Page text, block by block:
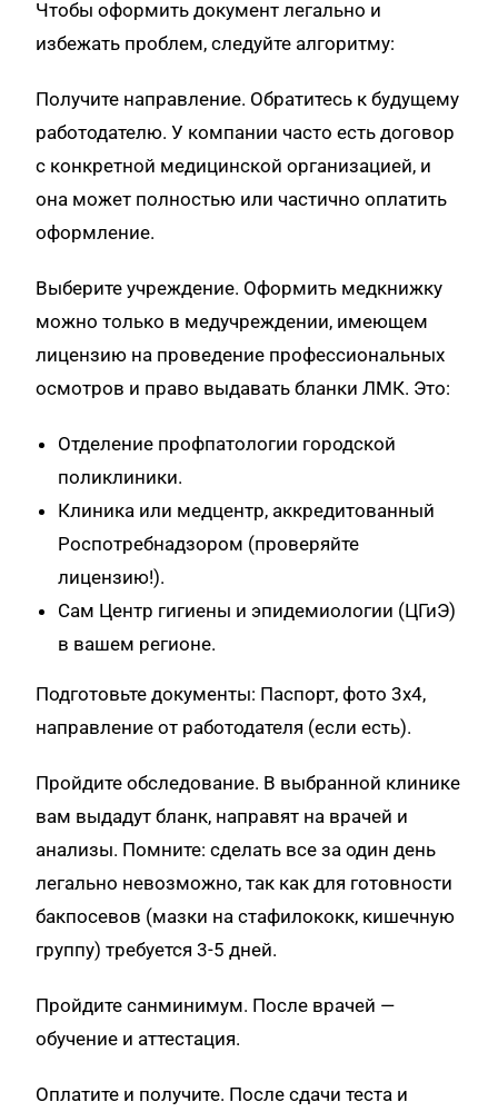
Чтобы оформить документ легально и
избежать проблем, следуйте алгоритму:
Получите направление. Обратитесь к будущему
работодателю. У компании часто есть договор
с конкретной медицинской организацией, и
она может полностью или частично оплатить
оформление.
Выберите учреждение. Оформить медкнижку
можно только в медучреждении, имеющем
лицензию на проведение профессиональных
осмотров и право выдавать бланки ЛМК. Это:
Отделение профпатологии городской
поликлиники.
Клиника или медцентр, аккредитованный
Роспотребнадзором (проверяйте
лицензию!).
Сам Центр гигиены и эпидемиологии (ЦГиЭ)
в вашем регионе.
Подготовьте документы: Паспорт, фото 3х4,
направление от работодателя (если есть).
Пройдите обследование. В выбранной клинике
вам выдадут бланк, направят на врачей и
анализы. Помните: сделать все за один день
легально невозможно, так как для готовности
бакпосевов (мазки на стафилококк, кишечную
группу) требуется 3-5 дней.
Пройдите санминимум. После врачей —
обучение и аттестация.
Оплатите и получите. После сдачи теста и